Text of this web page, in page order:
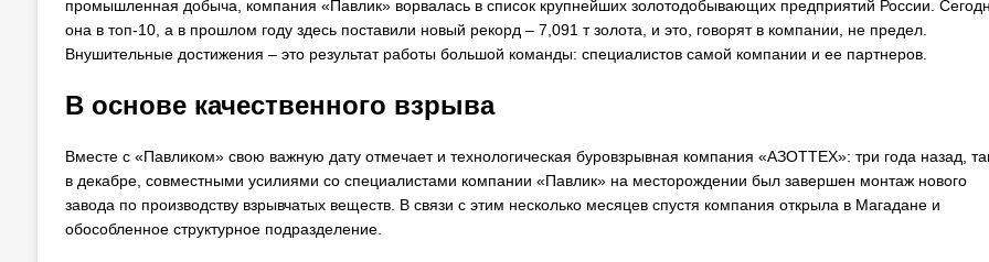
промышленная добыча, компания «Павлик» ворвалась в список крупнейших золотодобывающих предприятий России.
она в топ-10, а в прошлом году здесь поставили новый рекорд – 7,091 т золота, и это, говорят в компании, не предел.
Внушительные достижения – это результат работы большой команды: специалистов самой компании и ее партнеров.
В основе качественного взрыва
Вместе с «Павликом» свою важную дату отмечает и технологическая буровзрывная компания «АЗОТТЕХ»: три года назад,
в декабре, совместными усилиями со специалистами компании «Павлик» на месторождении был завершен монтаж нового
завода по производству взрывчатых веществ. В связи с этим несколько месяцев спустя компания открыла в Магадане и
обособленное структурное подразделение.